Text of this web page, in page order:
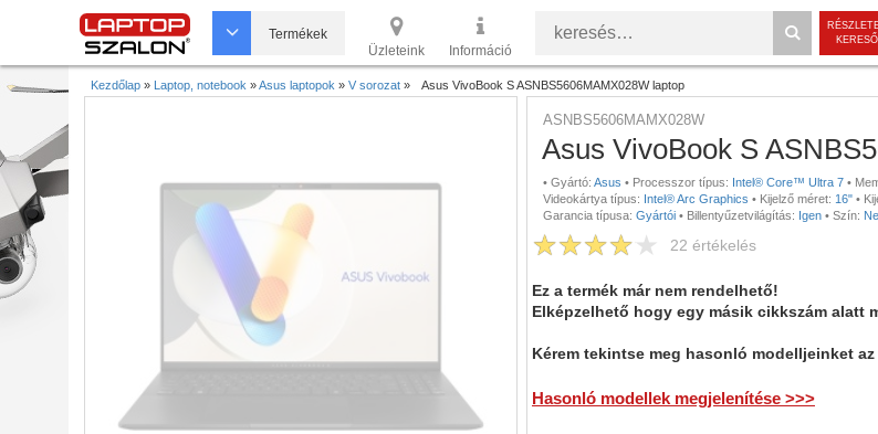
Termékek
Üzleteink
Információ
KERESŐ
Kezdőlap » Laptop, notebook »Asus laptopok » V sorozat » Asus VivoBook S ASNBS5606MAMX028W laptop
ASNBS5606MAMX028W
Asus VivoBook S
• Gyártó: Asus • Processzor típus: Intel® Core™ Ultra 7 •
Videokártya típus: Intel® Arc Graphics • Kijelző méret: 16" •
Garancia típusa: Gyártói • Billentyűzetvilágítás: Igen • Szín:
22 értékelés
Ez a termék már nem rendelhető!
Elképzelhető hogy egy másik cikkszám alatt
Kérem tekintse meg hasonló modelljeinket
Hasonló modellek megjelenítése >>>